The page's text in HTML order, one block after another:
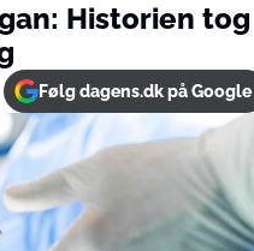
Historien tog
Følg dagens.dk på Google